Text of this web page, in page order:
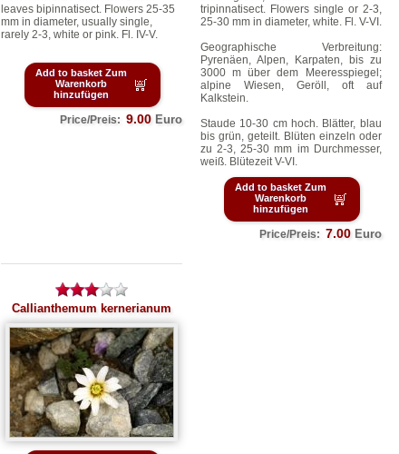
leaves bipinnatisect. Flowers 25-35
mm in diameter, usually single,
rarely 2-3, white or pink. Fl. IV-V.
Add to basket Zum
Warenkorb
hinzufügen
Price/Preis: 9.00 Euro
tripinnatisect. Flowers single or 2-3,
25-30 mm in diameter, white. Fl. V-VI.
Geographische Verbreitung:
Pyrenäen, Alpen, Karpaten, bis zu
3000 m über dem Meeresspiegel;
alpine Wiesen, Geröll, oft auf
Kalkstein.
Staude 10-30 cm hoch. Blätter, blau
bis grün, geteilt. Blüten einzeln oder
zu 2-3, 25-30 mm im Durchmesser,
weiß. Blütezeit V-VI.
Add to basket Zum
Warenkorb
hinzufügen
Price/Preis: 7.00 Euro
Callianthemum kernerianum